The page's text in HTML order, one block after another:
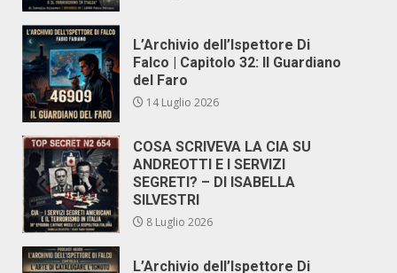
L’Archivio dell’Ispettore Di
Falco | Capitolo 32: Il Guardiano
del Faro
14 Luglio 2026
COSA SCRIVEVA LA CIA SU
ANDREOTTI E I SERVIZI
SEGRETI? – DI ISABELLA
SILVESTRI
8 Luglio 2026
L’Archivio dell’Ispettore Di